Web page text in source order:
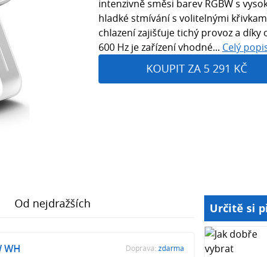
intenzivně směsi barev RGBW s
hladké stmívání s volitelnými
chlazení zajišťuje tichý provoz a díky
600 Hz je zařízení vhodné... Celý
KOUPIT ZA 5 291 KČ
Od nejdražších
WH Doprava: zdarma
Určitě si